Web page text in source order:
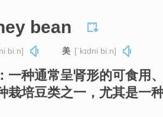
bean
biːn] 美 [ˈkɪdni biːn]
一种通常呈肾形的可食用
栽培豆类之一，尤其是一